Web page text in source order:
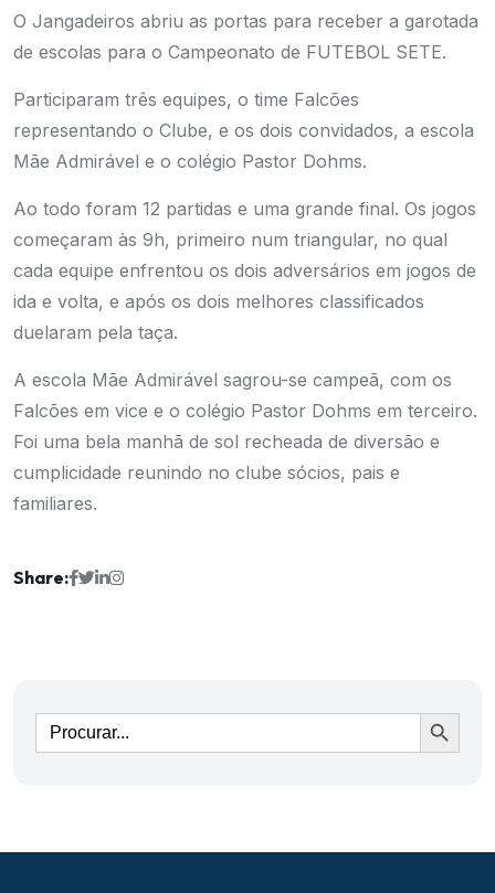
O Jangadeiros abriu as portas para receber a garotada
de escolas para o Campeonato de FUTEBOL SETE.
Participaram três equipes, o time Falcões
representando o Clube, e os dois convidados, a escola
Mãe Admirável e o colégio Pastor Dohms.
Ao todo foram 12 partidas e uma grande final. Os jogos
começaram às 9h, primeiro num triangular, no qual
cada equipe enfrentou os dois adversários em jogos de
ida e volta, e após os dois melhores classificados
duelaram pela taça.
A escola Mãe Admirável sagrou-se campeã, com os
Falcões em vice e o colégio Pastor Dohms em terceiro.
Foi uma bela manhã de sol recheada de diversão e
cumplicidade reunindo no clube sócios, pais e
familiares.
Share:
Ir